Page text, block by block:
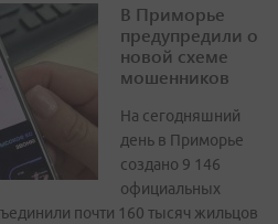
В Приморье
предупредили о
новой схеме
мошенников
На сегодняшний
день в Приморье
создано 9 146
официальных
почти 160 тысяч жильцов